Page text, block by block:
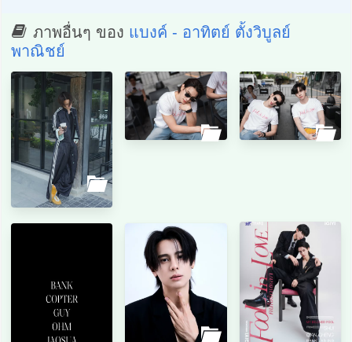
ภาพอื่นๆ ของ แบงค์ - อาทิตย์ ตั้งวิบูลย์
พาณิชย์